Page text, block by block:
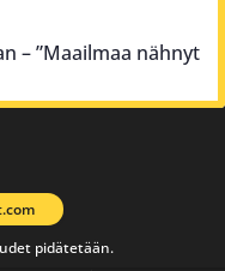
– ”Maailmaa nähnyt
pidätetään.